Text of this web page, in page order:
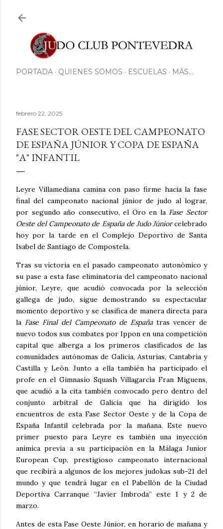
PORTADA QUIENES SOMOS ESCUELAS MÁS…
febrero 22, 2025
FASE SECTOR OESTE DEL CAMPEONATO
DE ESPAÑA JÚNIOR Y COPA DE ESPAÑA
"A" INFANTIL
Leyre Villamediana camina con paso firme hacia la fase
final del campeonato nacional júnior de judo al lograr,
por segundo año consecutivo, el Oro en la Fase Sector
Oeste del Campeonato de España de Judo Júniorcelebrado
hoy por la tarde en el Complejo Deportivo de Santa
Isabel de Santiago de Compostela.
Tras su victoria en el pasado campeonato autonómico y
su pase a esta fase eliminatoria del campeonato nacional
júnior, Leyre, que acudió convocada por la selección
gallega de judo, sigue demostrando su espectacular
momento deportivo y se clasifica de manera directa para
la Fase Final del Campeonato de Españatras vencer de
nuevo todos sus combates por Ippon en una competición
capital que alberga a los primeros clasificados de las
comunidades autónomas de Galicia, Asturias, Cantabria y
Castilla y León. Junto a ella también ha participado el
profe en el Gimnasio Squash Villagarcía Fran Miguens,
que acudió a la cita también convocado pero dentro del
conjunto arbitral de Galicia que ha dirigido los
encuentros de esta Fase Sector Oeste y de la Copa de
España Infantil celebrada por la mañana. Este nuevo
primer puesto para Leyre es también una inyección
anímica previa a su participación en la Málaga Junior
European Cup, prestigioso campeonato internacional
que recibirá a algunos de los mejores judokas sub-21 del
mundo y que tendrá lugar en el Pabellón de la Ciudad
Deportiva Carranque “Javier Imbroda” este 1 y 2 de
marzo.
Antes de esta Fase Oeste Júnior, en horario de mañana y